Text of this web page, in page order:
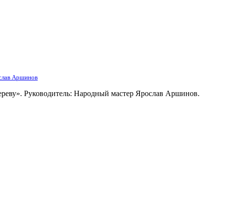
Аршинов
Руководитель: Народный мастер Ярослав Аршинов.